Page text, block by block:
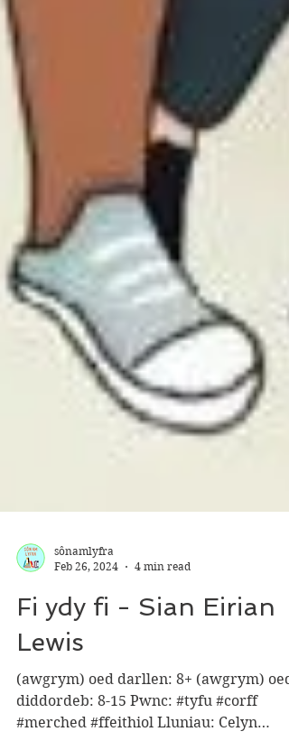
Feb 26, 2024
4 min read
Fi ydy fi - Sian Eirian
Lewis
(awgrym) oed darllen: 8+ (awgrym) oed
diddordeb: 8-15 Pwnc: #tyfu #corff